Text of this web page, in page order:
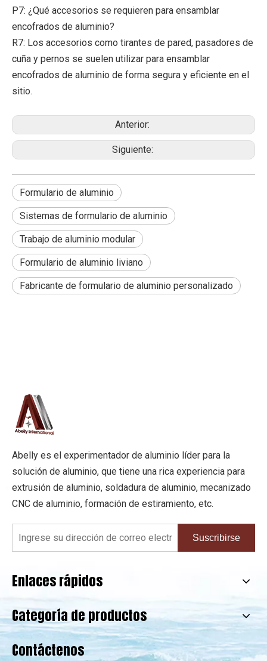
P7: ¿Qué accesorios se requieren para ensamblar
encofrados de aluminio?
R7: Los accesorios como tirantes de pared, pasadores de
cuña y pernos se suelen utilizar para ensamblar
encofrados de aluminio de forma segura y eficiente en el
sitio.
Anterior:
Siguiente:
Formulario de aluminio
Sistemas de formulario de aluminio
Trabajo de aluminio modular
Formulario de aluminio liviano
Fabricante de formulario de aluminio personalizado
Abelly es el experimentador de aluminio líder para la
solución de aluminio, que tiene una rica experiencia para
extrusión de aluminio, soldadura de aluminio, mecanizado
CNC de aluminio, formación de estiramiento, etc.
Suscribirse
Enlaces rápidos
Categoría de productos
Contáctenos